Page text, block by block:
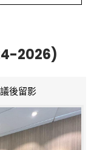
2026)
後留影